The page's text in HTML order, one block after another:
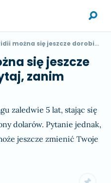
się jeszcze dorobić? Przeczytaj, zanim zainwestujesz!
się jeszcze
zanim
zaledwie 5 lat, stając się
dolarów. Pytanie jednak,
jeszcze zmienić Twoje